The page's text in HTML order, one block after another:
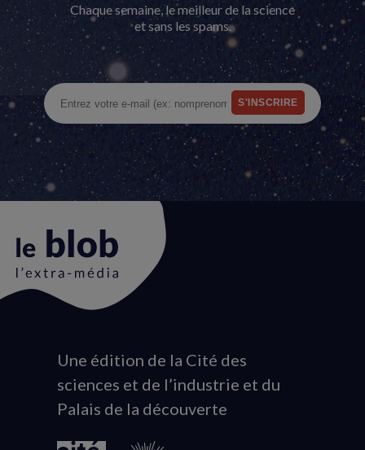
Chaque semaine, le meilleur de la science
et sans les spams.
Animation
du
logo
Une édition de la Cité des
sciences et de l’industrie et du
Palais de la découverte